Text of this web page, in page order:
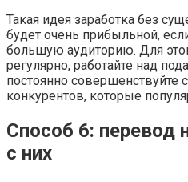
Такая идея заработка без
будет очень прибыльной,
большую аудиторию. Для
регулярно, работайте над
постоянно совершенствуйте
конкурентов, которые
Способ 6: перевод
с них